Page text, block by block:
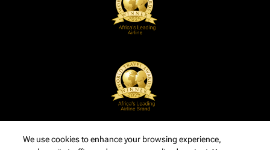
We use cookies to enhance your browsing experience,